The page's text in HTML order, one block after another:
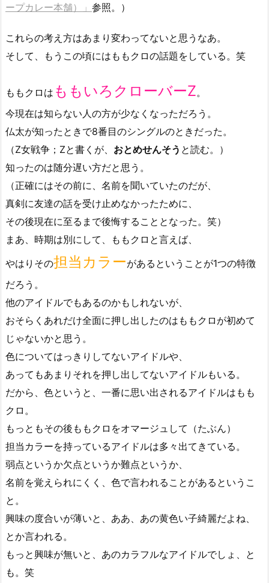
ープカレー本舗）」 参照。）
これらの考え方はあまり変わってないと思うなあ。
そして、もうこの頃にはももクロの話題をしている。笑
ももクロは ももいろクローバーZ。
今現在は知らない人の方が少なくなっただろう。
仏太が知ったときで8番目のシングルのときだった。
（Z女戦争；Zと書くが、 おとめせんそう と読む。）
知ったのは随分遅い方だと思う。
（正確にはその前に、名前を聞いていたのだが、
真剣に友達の話を受け止めなかったために、
その後現在に至るまで後悔することとなった。笑）
まあ、時期は別にして、ももクロと言えば、
やはりその担当カラーがあるということが1つの特徴
だろう。
他のアイドルでもあるのかもしれないが、
おそらくあれだけ全面に押し出したのはももクロが初めて
じゃないかと思う。
色についてはっきりしてないアイドルや、
あってもあまりそれを押し出してないアイドルもいる。
だから、色というと、一番に思い出されるアイドルはもも
クロ。
もっともその後ももクロをオマージュして（たぶん）
担当カラーを持っているアイドルは多々出てきている。
弱点というか欠点というか難点というか、
名前を覚えられにくく、色で言われることがあるというこ
と。
興味の度合いが薄いと、ああ、あの黄色い子綺麗だよね、
とか言われる。
もっと興味が無いと、あのカラフルなアイドルでしょ、と
も。笑